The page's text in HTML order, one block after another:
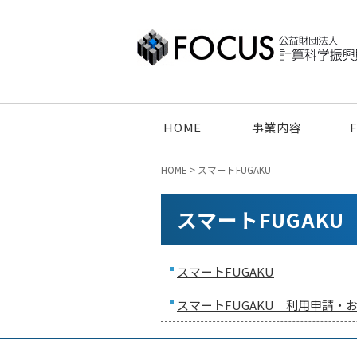
HOME 事業内容
HOME > スマートFUGAKU
スマートFUGAKU
スマートFUGAKU
スマートFUGAKU 利用申請・